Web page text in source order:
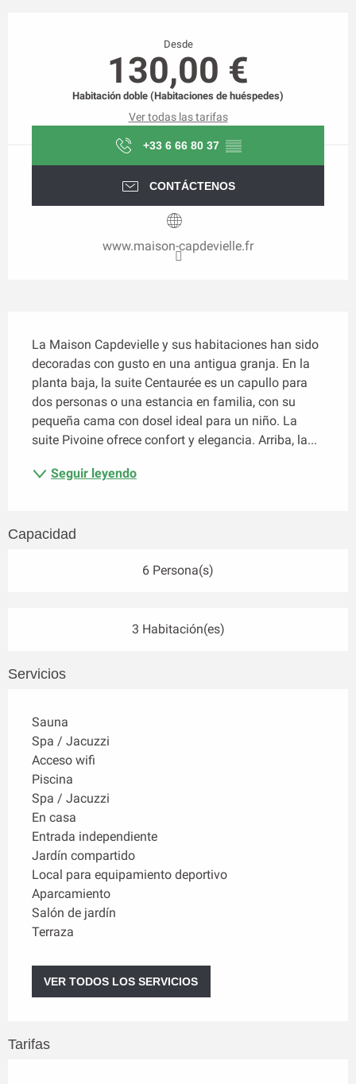
Desde
130,00 €
Habitación doble (Habitaciones de huéspedes)
Ver todas las tarifas
+33 6 66 80 37 ▒▒
CONTÁCTENOS
www.maison-capdevielle.fr
La Maison Capdevielle y sus habitaciones han sido
decoradas con gusto en una antigua granja. En la
planta baja, la suite Centaurée es un capullo para
dos personas o una estancia en familia, con su
pequeña cama con dosel ideal para un niño. La
suite Pivoine ofrece confort y elegancia. Arriba, la...
Seguir leyendo
Capacidad
6 Persona(s)
3 Habitación(es)
Servicios
Sauna
Spa / Jacuzzi
Acceso wifi
Piscina
Spa / Jacuzzi
En casa
Entrada independiente
Jardín compartido
Local para equipamiento deportivo
Aparcamiento
Salón de jardín
Terraza
VER TODOS LOS SERVICIOS
Tarifas